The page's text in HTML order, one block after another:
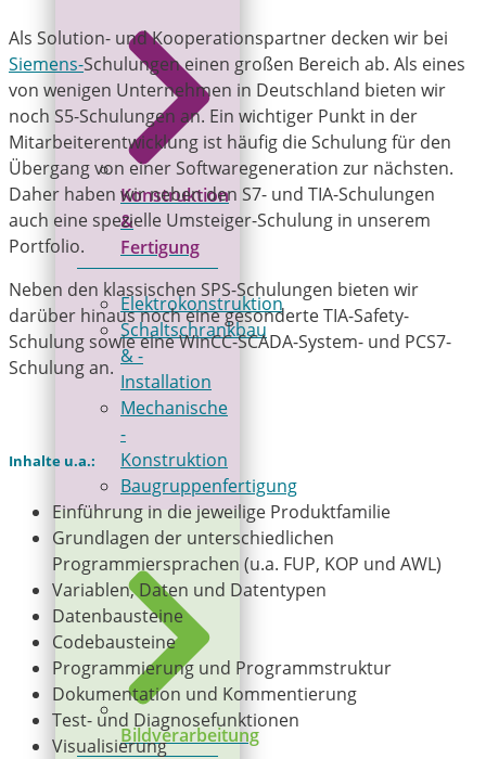
Konstruktion
&
Fertigung
Elektrokonstruktion
Schaltschrankbau
& ­
Installation
Mechanische
­
Konstruktion
Baugruppenfertigung
Bildverarbeitung
Als Solution- und Kooperationspartner decken wir bei
Siemens-Schulungen einen großen Bereich ab. Als eines
von wenigen Unternehmen in Deutschland bieten wir
noch S5-Schulungen an. Ein wichtiger Punkt in der
Mitarbeiterentwicklung ist häufig die Schulung für den
Übergang von einer Softwaregeneration zur nächsten.
Daher haben wir neben den S7- und TIA-Schulungen
auch eine spezielle Umsteiger-Schulung in unserem
Portfolio.
Neben den klassischen SPS-Schulungen bieten wir
darüber hinaus noch eine gesonderte TIA-Safety-
Schulung sowie eine WinCC-SCADA-System- und PCS7-
Schulung an.
Inhalte u.a.:
Einführung in die jeweilige Produktfamilie
Grundlagen der unterschiedlichen
Programmiersprachen (u.a. FUP, KOP und AWL)
Variablen, Daten und Datentypen
Datenbausteine
Codebausteine
Programmierung und Programmstruktur
Dokumentation und Kommentierung
Test- und Diagnosefunktionen
Visualisierung